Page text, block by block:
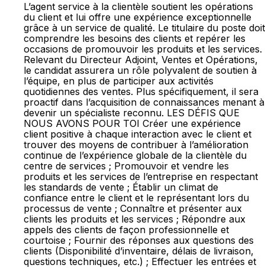
L’agent service à la clientèle soutient les opérations
du client et lui offre une expérience exceptionnelle
grâce à un service de qualité. Le titulaire du poste doit
comprendre les besoins des clients et repérer les
occasions de promouvoir les produits et les services.
Relevant du Directeur Adjoint, Ventes et Opérations,
le candidat assurera un rôle polyvalent de soutien à
l’équipe, en plus de participer aux activités
quotidiennes des ventes. Plus spécifiquement, il sera
proactif dans l’acquisition de connaissances menant à
devenir un spécialiste reconnu. LES DÉFIS QUE
NOUS AVONS POUR TOI Créer une expérience
client positive à chaque interaction avec le client et
trouver des moyens de contribuer à l’amélioration
continue de l’expérience globale de la clientèle du
centre de services ; Promouvoir et vendre les
produits et les services de l’entreprise en respectant
les standards de vente ; Établir un climat de
confiance entre le client et le représentant lors du
processus de vente ; Connaître et présenter aux
clients les produits et les services ; Répondre aux
appels des clients de façon professionnelle et
courtoise ; Fournir des réponses aux questions des
clients (Disponibilité d’inventaire, délais de livraison,
questions techniques, etc.) ; Effectuer les entrées et